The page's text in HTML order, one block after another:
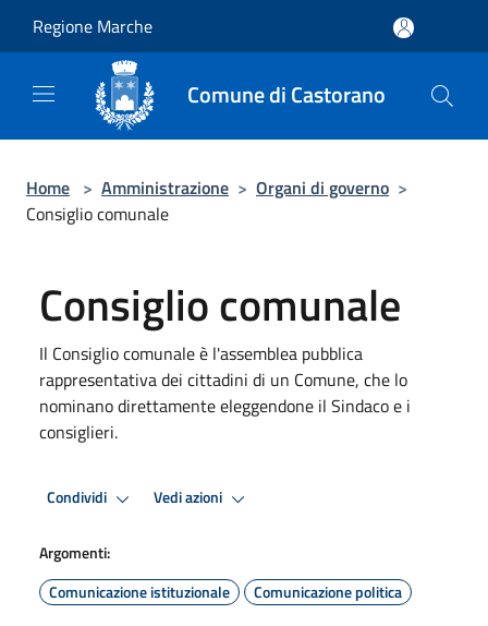
Regione Marche
Comune di Castorano
Home > Amministrazione > Organi di governo >
Consiglio comunale
Consiglio comunale
Il Consiglio comunale è l'assemblea pubblica
rappresentativa dei cittadini di un Comune, che lo
nominano direttamente eleggendone il Sindaco e i
consiglieri.
Condividi Vedi azioni
Argomenti:
Comunicazione istituzionale
Comunicazione politica